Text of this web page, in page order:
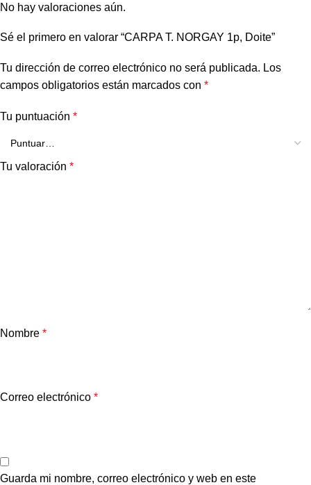
No hay valoraciones aún.
Sé el primero en valorar “CARPA T. NORGAY 1p, Doite”
Tu dirección de correo electrónico no será publicada. Los
campos obligatorios están marcados con *
Tu puntuación *
Tu valoración *
Nombre *
Correo electrónico *
Guarda mi nombre, correo electrónico y web en este